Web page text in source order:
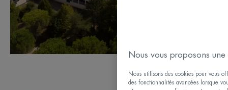
Nous vous proposons
Nous utilisons des cookies pour vous
des fonctionnalités avancées lorsque